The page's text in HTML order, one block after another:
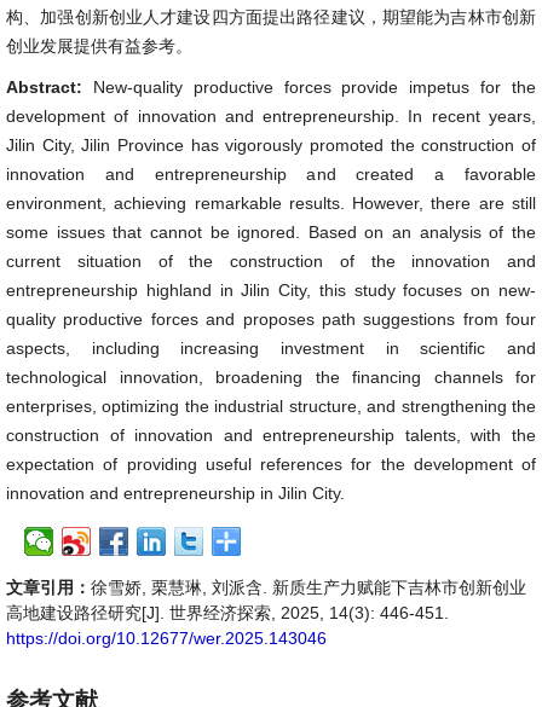
构、加强创新创业人才建设四方面提出路径建议，期望能为吉林市创新
创业发展提供有益参考。
Abstract: New-quality productive forces provide impetus for the
development of innovation and entrepreneurship. In recent years,
Jilin City, Jilin Province has vigorously promoted the construction of
innovation and entrepreneurship and created a favorable
environment, achieving remarkable results. However, there are still
some issues that cannot be ignored. Based on an analysis of the
current situation of the construction of the innovation and
entrepreneurship highland in Jilin City, this study focuses on new-
quality productive forces and proposes path suggestions from four
aspects, including increasing investment in scientific and
technological innovation, broadening the financing channels for
enterprises, optimizing the industrial structure, and strengthening the
construction of innovation and entrepreneurship talents, with the
expectation of providing useful references for the development of
innovation and entrepreneurship in Jilin City.
文章引用： 徐雪娇, 栗慧琳, 刘派含. 新质生产力赋能下吉林市创新创业
高地建设路径研究[J]. 世界经济探索, 2025, 14(3): 446-451.
https://doi.org/10.12677/wer.2025.143046
参考文献